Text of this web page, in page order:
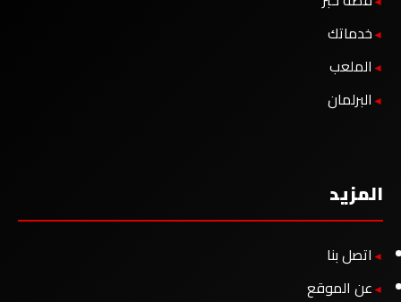
خدماتك
الملعب
البرلمان
المزيد
اتصل بنا
عن الموقع